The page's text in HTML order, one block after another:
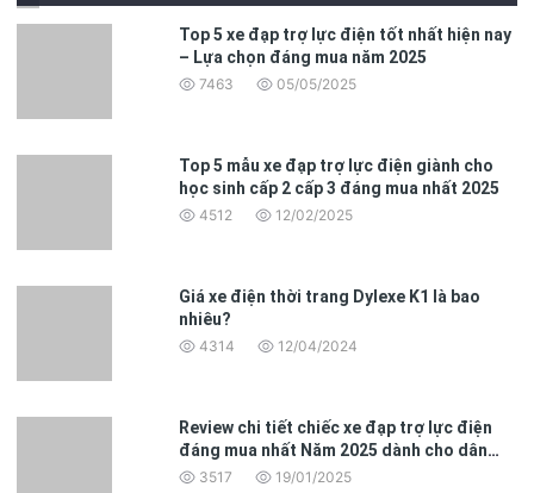
Top 5 xe đạp trợ lực điện tốt nhất hiện nay
– Lựa chọn đáng mua năm 2025
7463 05/05/2025
Top 5 mẫu xe đạp trợ lực điện giành cho
học sinh cấp 2 cấp 3 đáng mua nhất 2025
4512 12/02/2025
Giá xe điện thời trang Dylexe K1 là bao
nhiêu?
4314 12/04/2024
Review chi tiết chiếc xe đạp trợ lực điện
đáng mua nhất Năm 2025 dành cho dân
văn phòng
3517 19/01/2025